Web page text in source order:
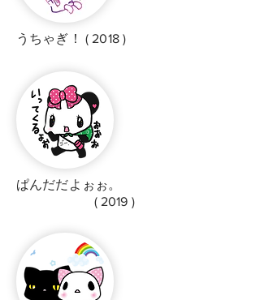
うちゃぎ！ ( 2018 )
ぱんだだよぉぉ。
( 2019 )